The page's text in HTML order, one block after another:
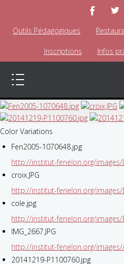
Outils Pédagogiques
Inscriptions Infos
Color Variations
Fen2005-1070648.jpg
http://institut-fenelon.org/images/
croix.JPG
http://institut-fenelon.org/images/
cole.jpg
http://institut-fenelon.org/images/
IMG_2667.JPG
http://institut-fenelon.org/images/
20141219-P1100760.jpg